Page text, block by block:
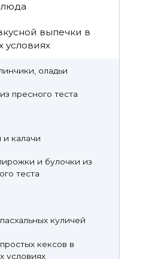
выпечки в
условиях
оладьи
пресного теста
и калачи
и булочки из
теста
куличей
кексов в
условиях